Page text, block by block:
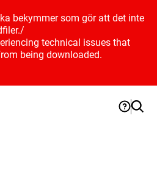
bekymmer som gör att det inte
/
technical issues that
being downloaded.